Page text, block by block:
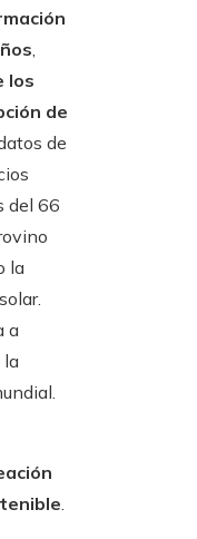
,
los
de
de
del 66
la
a
la
.